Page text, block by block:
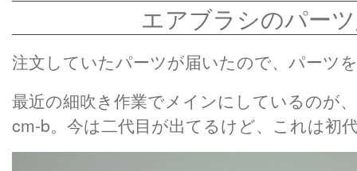
エアブラシのパー
注文していたパーツが届いたので、パーツ
最近の細吹き作業でメインにしているのが
cm-b。今は二代目が出てるけど、これは初